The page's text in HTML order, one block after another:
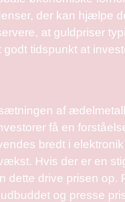
der kan hjælpe
at guldpriser
tidspunkt at
af
få en
bredt i
Hvis der er en
dette drive prisen op.
og presse